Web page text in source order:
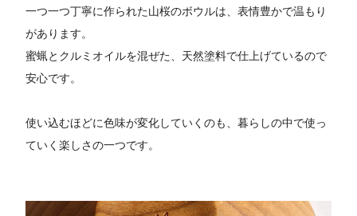
一つ一つ丁寧に作られた山桜のボウルは、表情豊かで温もり
があります。
蜜蝋とクルミオイルを混ぜた、天然塗料で仕上げているので
安心です。
使い込むほどに色味が変化していくのも、暮らしの中で使っ
ていく楽しさの一つです。